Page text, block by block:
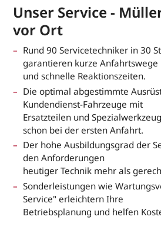
Unser Service -
vor Ort
Rund 90 Servicetechniker in 30
garantieren kurze Anfahrtswege
und schnelle Reaktionszeiten.
Die optimal abgestimmte
Kundendienst-Fahrzeuge mit
Ersatzteilen und
schon bei der ersten Anfahrt.
Der hohe Ausbildungsgrad der
den Anforderungen
heutiger Technik mehr als
Sonderleistungen wie
Service" erleichtern Ihre
Betriebsplanung und helfen